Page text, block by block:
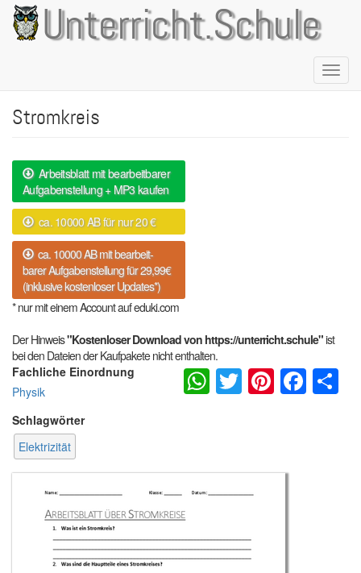
Direkt
zum
Inhalt
Unterricht.Schule
Stromkreis
Arbeitsblatt mit bearbeitbarer
Aufgabenstellung + MP3 kaufen
ca. 10000 AB für nur 20 €
ca. 10000 AB mit bearbeit-
barer Aufgabenstellung für 29,99€
(inklusive kostenloser Updates*)
* nur mit einem Account auf eduki.com
Der Hinweis"Kostenloser Download von https://unterricht.schule"ist
bei den Dateien der Kaufpakete nicht enthalten.
Fachliche Einordnung
Physik
Schlagwörter
Elektrizität
WhatsApp
Twitter